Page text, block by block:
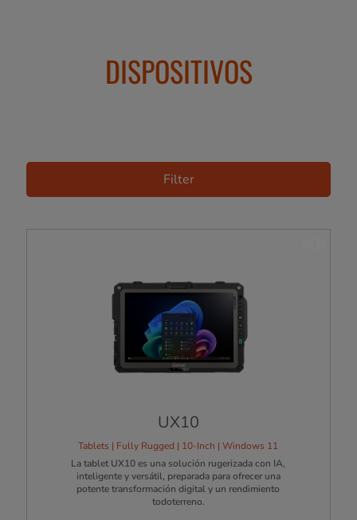
DISPOSITIVOS
Filter
UX10
Tablets | Fully Rugged | 10-Inch | Windows 11
La tablet UX10 es una solución rugerizada con IA,
inteligente y versátil, preparada para ofrecer una
potente transformación digital y un rendimiento
todoterreno.